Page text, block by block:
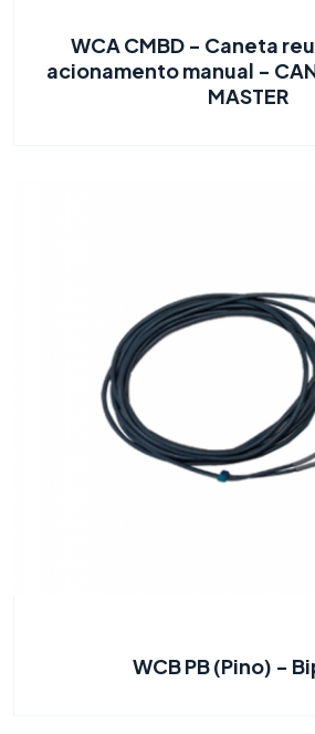
WCA CMBD - Caneta
acionamento manual -
MASTER
WCB PB (Pino) -